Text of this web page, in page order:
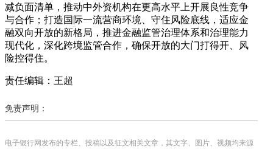
减负面清单，推动中外资机构在更高水平上开展良性竞争
与合作；打造国际一流营商环境、守住风险底线，适应金
融双向开放的新格局，推进金融监管治理体系和治理能力
现代化，深化跨境监管合作，确保开放的大门打得开、风
险控得住。
责任编辑：王超
免责声明：
电子银行网发布的专栏、投稿以及征文相关文章，其文字、图片、视频均来源